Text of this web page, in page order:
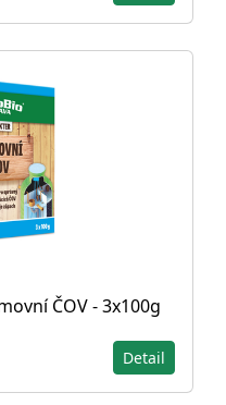
ČOV - 3x100g
Detail